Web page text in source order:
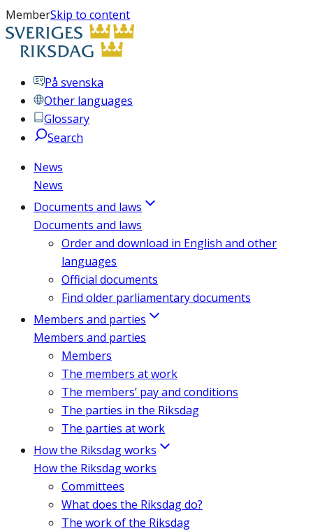
MemberSkip to content
På svenska
Other languages
Glossary
Search
News
News
Documents and laws
Documents and laws
Order and download in English and other
languages
Official documents
Find older parliamentary documents
Members and parties
Members and parties
Members
The members at work
The members’ pay and conditions
The parties in the Riksdag
The parties at work
How the Riksdag works
How the Riksdag works
Committees
What does the Riksdag do?
The work of the Riksdag